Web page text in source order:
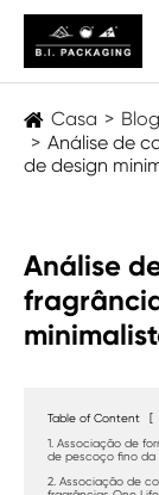
Casa
Blog
Análise de
de design
Análise
Table of Content [
1. Associação de
de pescoço fino da
2. Associação de